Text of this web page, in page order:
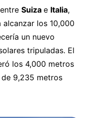
Suiza e Italia,
los 10,000
un nuevo
tripuladas. El
los 4,000 metros
9,235 metros